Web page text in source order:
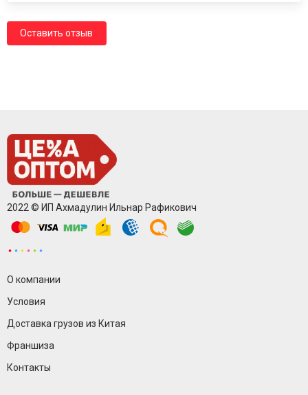
Оставить отзыв
2022 © ИП Ахмадулин Ильнар Рафикович
О компании
Условия
Доставка грузов из Китая
Франшиза
Контакты